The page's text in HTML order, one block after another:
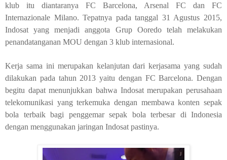
klub itu diantaranya FC Barcelona, Arsenal FC dan FC
Internazionale Milano. Tepatnya pada tanggal 31 Agustus 2015,
Indosat yang menjadi anggota Grup Ooredo telah melakukan
penandatanganan MOU dengan 3 klub internasional.
Kerja sama ini merupakan kelanjutan dari kerjasama yang sudah
dilakukan pada tahun 2013 yaitu dengan FC Barcelona. Dengan
begitu dapat menunjukkan bahwa Indosat merupakan perusahaan
telekomunikasi yang terkemuka dengan membawa konten sepak
bola terbaik bagi penggemar sepak bola terbesar di Indonesia
dengan menggunakan jaringan Indosat pastinya.